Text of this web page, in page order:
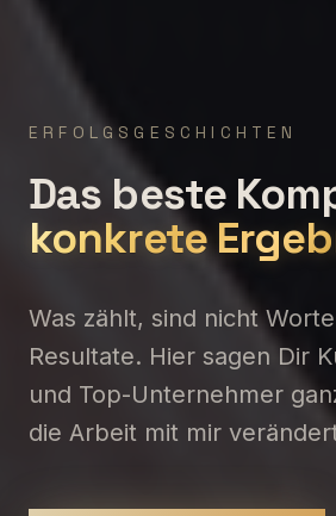
ERFOLGSGESCHICHTEN
Das beste
konkrete
Was zählt, sind nicht
Resultate. Hier sagen Dir
und Top-Unternehmer
die Arbeit mit mir